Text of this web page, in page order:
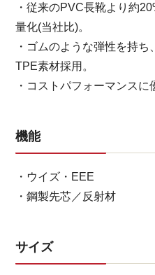
・従来のPVC長靴より約
量化(当社比)。
・ゴムのような弾性を持
TPE素材採用。
・コストパフォーマンスに
機能
・ウイズ・EEE
・鋼製先芯／反射材
サイズ